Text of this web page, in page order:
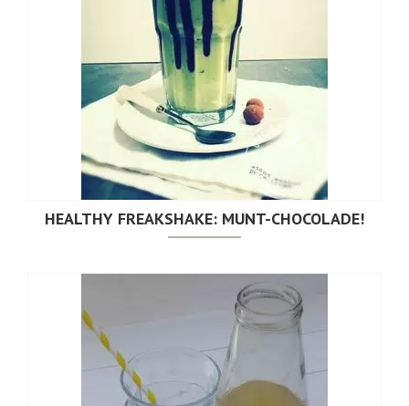
HEALTHY FREAKSHAKE: MUNT-CHOCOLADE!